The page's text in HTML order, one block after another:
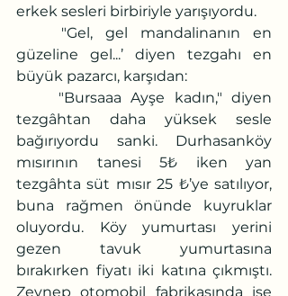
erkek sesleri birbiriyle yarışıyordu.
güzeline gel...’ diyen tezgahı en
büyük pazarcı, karşıdan:
tezgâhtan daha yüksek sesle
bağırıyordu sanki. Durhasanköy
mısırının tanesi 5₺ iken yan
tezgâhta süt mısır 25 ₺’ye satılıyor,
buna rağmen önünde kuyruklar
oluyordu. Köy yumurtası yerini
gezen tavuk yumurtasına
bırakırken fiyatı iki katına çıkmıştı.
Zeynep otomobil fabrikasında işe